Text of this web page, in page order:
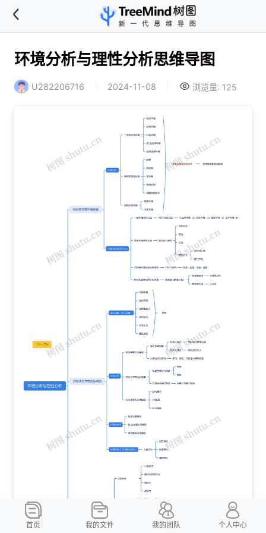
环境分析与理性分析思维导图
U282206716 2024-11-08 浏览量: 125
首页 我的文件 我的团队 个人中心